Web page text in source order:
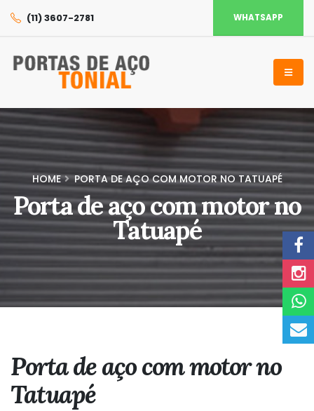
(11) 3607-2781 WHATSAPP
HOME PORTA DE AÇO COM MOTOR NO TATUAPÉ
Porta de aço com motor no
Tatuapé
Porta de aço com motor no
Tatuapé